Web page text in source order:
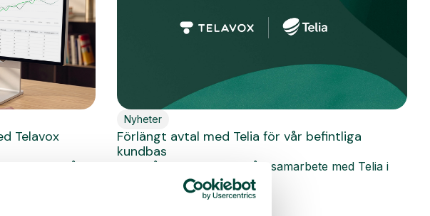
Telavox
kan ni få
Nyheter
Förlängt avtal med Telia för vår befintliga
kundbas
Vi har återigen förlängt vårt samarbete med Telia i
Sverige. Det innebär att...